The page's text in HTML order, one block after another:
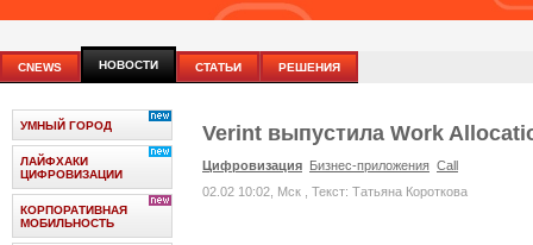
CNEWS НОВОСТИ СТАТЬИ РЕШЕНИЯ
Verint выпустила Work
Цифровизация Бизнес-приложения Call
02.02 10:02, Мск , Текст: Татьяна Короткова
УМНЫЙ ГОРОД
ЛАЙФХАКИ
ЦИФРОВИЗАЦИИ
КОРПОРАТИВНАЯ
МОБИЛЬНОСТЬ